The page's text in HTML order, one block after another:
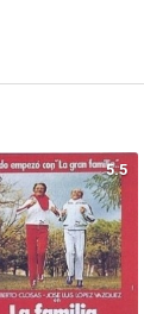
5.5